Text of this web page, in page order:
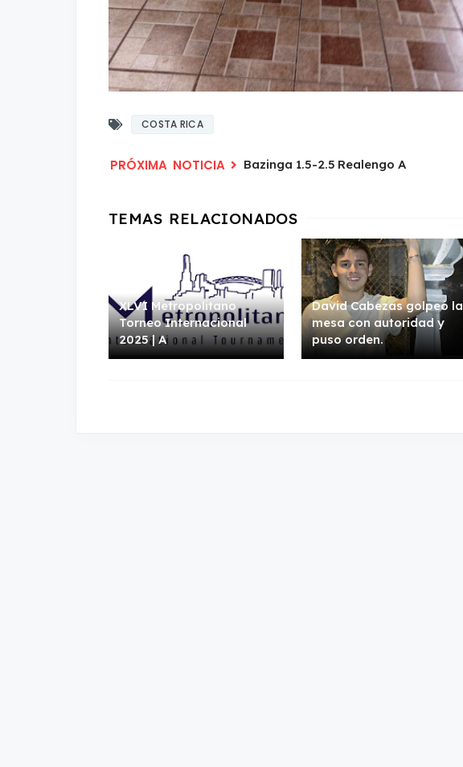
COSTA RICA
Bazinga 1.5-2.5 Realengo A
XLVI Metropolitano
Torneo Internacional
2025 | A
David Cabezas golpeó la
mesa con autoridad y
puso orden.